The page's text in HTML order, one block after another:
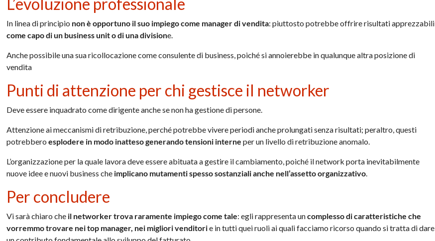
In linea di principio non è opportuno il suo impiego come manager di vendita: piuttosto potrebbe offrire risultati apprezzabili
come capo di un business unit o di una divisione.
Anche possibile una sua ricollocazione come consulente di business, poiché si annoierebbe in qualunque altra posizione di
vendita
Punti di attenzione per chi gestisce il networker
Deve essere inquadrato come dirigente anche se non ha gestione di persone.
Attenzione ai meccanismi di retribuzione, perché potrebbe vivere periodi anche prolungati senza risultati; peraltro, questi
potrebberoesplodere in modo inatteso generando tensioni interne per un livello di retribuzione anomalo.
L’organizzazione per la quale lavora deve essere abituata a gestire il cambiamento, poiché il network porta inevitabilmente
nuove idee e nuovi business che implicano mutamenti spesso sostanziali anche nell’assetto organizzativo.
Per concludere
Vi sarà chiaro che il networker trova raramente impiego come tale: egli rappresenta uncomplesso di caratteristiche che
vorremmo trovare nei top manager, nei migliori venditorie in tutti quei ruoli ai quali facciamo ricorso quando si tratta di dare